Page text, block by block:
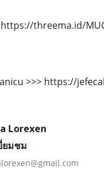
threema.id/
>>> https://
Lorexen
ยมชม